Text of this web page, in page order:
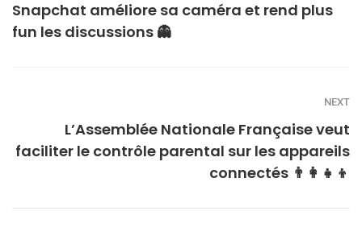
Snapchat améliore sa caméra et rend plus
fun les discussions 👻
NEXT
L’Assemblée Nationale Française veut
faciliter le contrôle parental sur les appareils
connectés 👨‍👩‍👧‍👦